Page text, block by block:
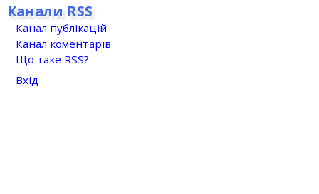
Канали RSS
Канал публікацій
Канал коментарів
Що таке RSS?
Вхід